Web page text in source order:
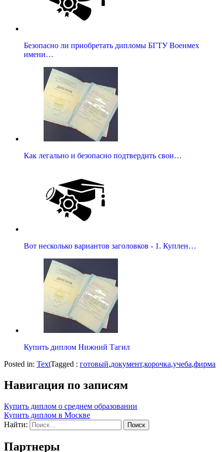
Безопасно ли приобретать дипломы БГТУ Военмех
имени…
Как легально и безопасно подтвердить свои…
Вот несколько вариантов заголовков - 1. Куплен…
Купить диплом Нижний Тагил
Posted in: TextTagged : готовый,документ,корочка,учеба,фирма
Навигация по записям
Купить диплом о среднем образовании
Купить диплом в Москве
Найти:
Партнеры